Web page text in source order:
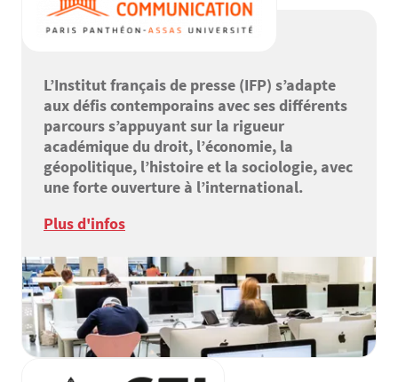
L’Institut français de presse (IFP) s’adapte
aux défis contemporains avec ses différents
parcours s’appuyant sur la rigueur
académique du droit, l’économie, la
géopolitique, l’histoire et la sociologie, avec
une forte ouverture à l’international.
Plus d'infos